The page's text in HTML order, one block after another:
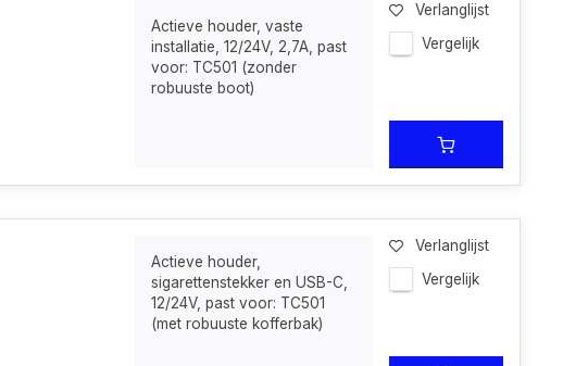
Actieve houder, vaste
installatie, 12/24V, 2,7A, past
voor: TC501 (zonder
robuuste boot)
Verlanglijst
Vergelijk
Actieve houder,
sigarettenstekker en USB-C,
12/24V, past voor: TC501
(met robuuste kofferbak)
Verlanglijst
Vergelijk